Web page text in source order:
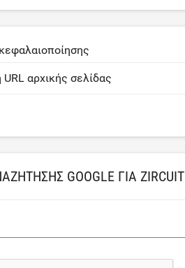
αρχικής σελίδας
GOOGLE ΓΙΑ ZIRCUIT